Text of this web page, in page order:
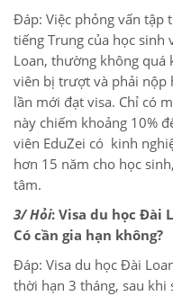
Đáp: Việc phỏng vấn tập
tiếng Trung của học sinh
Loan, thường không quá
viên bị trượt và phải nộp
lần mới đạt visa. Chỉ có
này chiếm khoảng 10%
viên EduZei có kinh
hơn 15 năm cho học
tâm.
3/ Hỏi: Visa du học Đài
Có cần gia hạn không?
Đáp: Visa du học Đài
thời hạn 3 tháng, sau khi